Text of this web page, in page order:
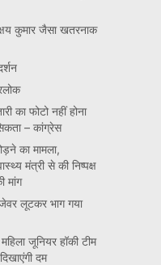
कुमार जैसा खतरनाक
का फोटो नहीं होना
– कांग्रेस
का मामला,
मंत्री से की निष्पक्ष
मांग
लूटकर भाग गया
जूनियर हॉकी टीम
दम